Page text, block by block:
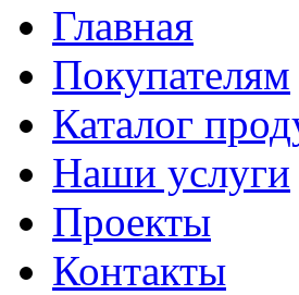
Главная
Покупателям
Каталог
Наши услуги
Проекты
Контакты